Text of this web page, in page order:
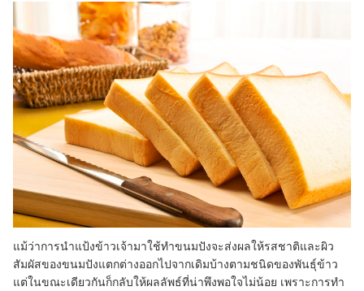
แม้ว่าการนำแป้งข้าวเจ้ามาใช้ทำขนมปังจะส่งผลให้รสชาติและผิว
สัมผัสของขนมปังแตกต่างออกไปจากเดิมบ้างตามชนิดของพันธุ์ข้าว
แต่ในขณะเดียวกันก็กลับให้ผลลัพธ์ที่น่าพึงพอใจไม่น้อย เพราะการทำ